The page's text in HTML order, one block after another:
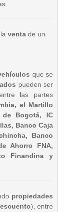
ventade un
que se
pueden ser
las partes
el Martillo
de Bogotá, IC
Banco Caja
Banco
Ahorro FNA,
Finandina y
propiedades
), entre